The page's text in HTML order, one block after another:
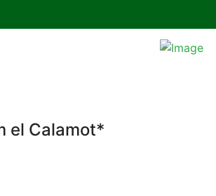
el Calamot*